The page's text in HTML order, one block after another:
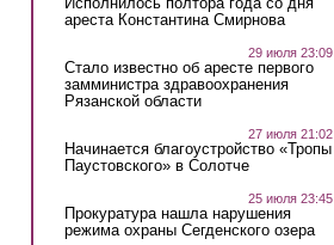
ареста Константина Смирнова
29 июля 23:09
Стало известно об аресте первого
замминистра здравоохранения
Рязанской области
27 июля 21:02
Начинается благоустройство «Тропы
Паустовского» в Солотче
25 июля 23:45
Прокуратура нашла нарушения
режима охраны Сегденского озера